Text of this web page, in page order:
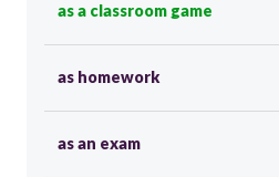
as a classroom game
as homework
as an exam